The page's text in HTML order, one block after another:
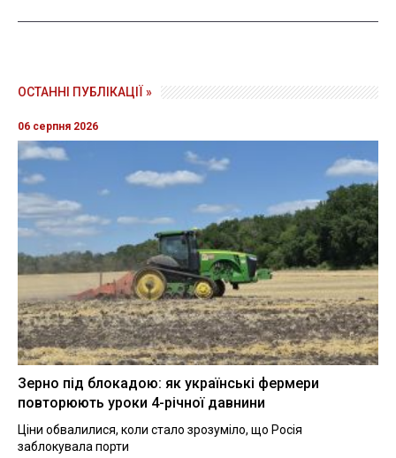
ОСТАННІ ПУБЛІКАЦІЇ »
06 серпня 2026
Зерно під блокадою: як українські фермери
повторюють уроки 4-річної давнини
Ціни обвалилися, коли стало зрозуміло, що Росія
заблокувала порти